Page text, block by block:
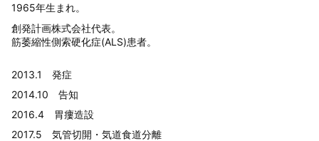
1965年生まれ。
創発計画株式会社代表。
筋萎縮性側索硬化症(ALS)患者。
2013.1 発症
2014.10 告知
2016.4 胃瘻造設
2017.5 気管切開・気道食道分離